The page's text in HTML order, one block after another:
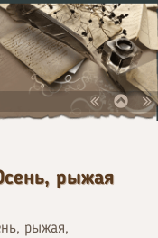
рыжая
рыжая,